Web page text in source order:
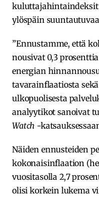
kuluttajahintaindeksit
ylöspäin
”Ennustamme, että
nousivat 0,3
energian
tavarainflaatiosta
ulkopuolisesta
analyytikot sanoivat
Watch -
Näiden ennusteiden
kokonaisinflaation
vuositasolla 2,7
olisi korkein lukema